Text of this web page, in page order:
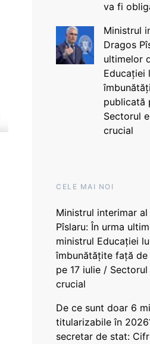
va fi
Ministrul
Dragos
ultimelor
Educației
publicată
Sectorul
crucial
CELE MAI NOI
Ministrul interimar
Pîslaru: În urma
ministrul Educației
îmbunătățite față
pe 17 iulie /
crucial
De ce sunt doar 6
titularizabile în
secretar de stat: